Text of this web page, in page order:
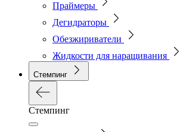
Праймеры
Дегидраторы
Обезжириватели
Жидкости для наращивания
Стемпинг
Стемпинг